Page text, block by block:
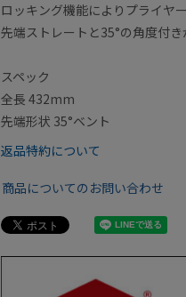
ロッキング機能によりプライヤ
先端ストレートと35°の角度付
スペック
全長 432mm
先端形状 35°ベント
返品特約について
商品についてのお問い合わせ